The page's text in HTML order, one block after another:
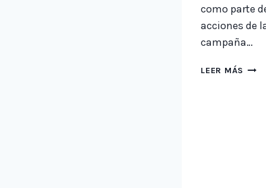
como parte
acciones de
campaña…
LEER MÁS